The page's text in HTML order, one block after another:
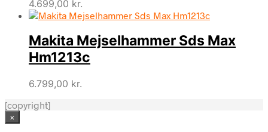
4.699,00 kr.
Makita Mejselhammer Sds Max
Hm1213c
6.799,00 kr.
[copyright]
×